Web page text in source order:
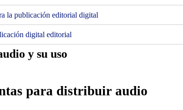
la publicación editorial digital
digital editorial
y su uso
para distribuir audio